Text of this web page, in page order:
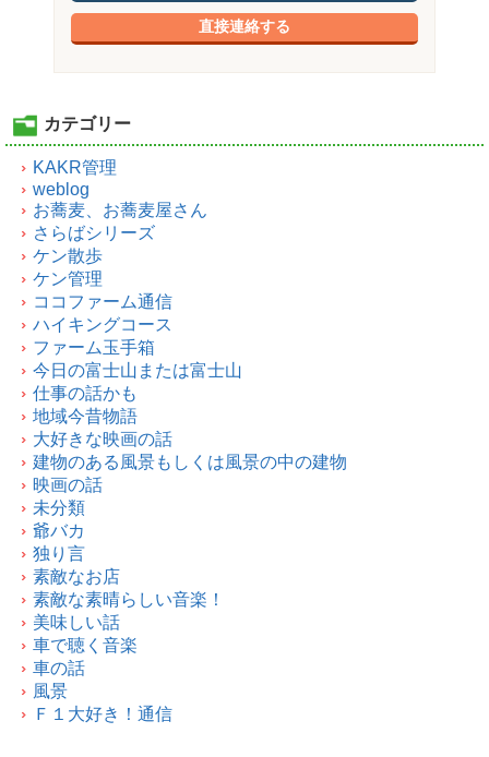
直接連絡する
カテゴリー
KAKR管理
weblog
お蕎麦、お蕎麦屋さん
さらばシリーズ
ケン散歩
ケン管理
ココファーム通信
ハイキングコース
ファーム玉手箱
今日の富士山または富士山
仕事の話かも
地域今昔物語
大好きな映画の話
建物のある風景もしくは風景の中の建物
映画の話
未分類
爺バカ
独り言
素敵なお店
素敵な素晴らしい音楽！
美味しい話
車で聴く音楽
車の話
風景
Ｆ１大好き！通信